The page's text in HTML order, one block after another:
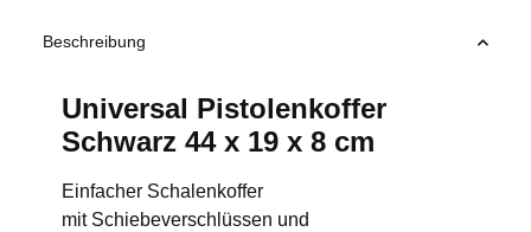
Beschreibung
Universal Pistolenkoffer
Schwarz 44 x 19 x 8 cm
Einfacher Schalenkoffer
mit Schiebeverschlüssen und